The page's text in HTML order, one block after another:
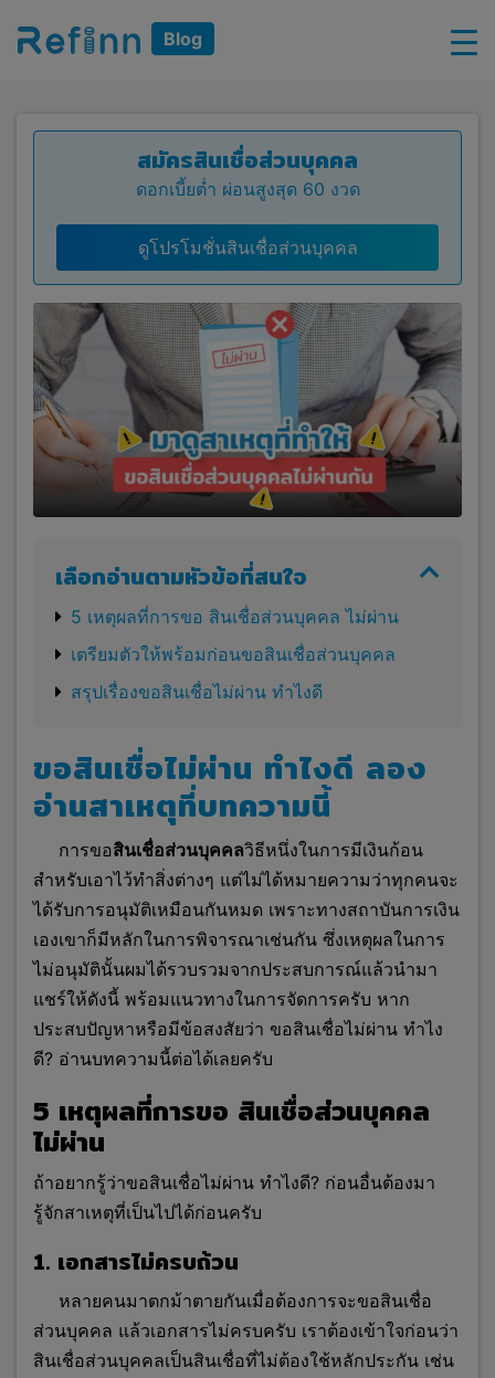
Blog
สมัครสินเชื่อส่วนบุคคล
ดอกเบี้ยต่ำ ผ่อนสูงสุด 60 งวด
ดูโปรโมชั่นสินเชื่อส่วนบุคคล
เลือกอ่านตามหัวข้อที่สนใจ
5 เหตุผลที่การขอ สินเชื่อส่วนบุคคล ไม่ผ่าน
เตรียมตัวให้พร้อมก่อนขอสินเชื่อส่วนบุคคล
สรุปเรื่องขอสินเชื่อไม่ผ่าน ทำไงดี
ขอสินเชื่อไม่ผ่าน ทําไงดี ลอง
อ่านสาเหตุที่บทความนี้
การขอสินเชื่อส่วนบุคคลวิธีหนึ่งในการมีเงินก้อน
สำหรับเอาไว้ทำสิ่งต่างๆ แต่ไม่ได้หมายความว่าทุกคนจะ
ได้รับการอนุมัติเหมือนกันหมด เพราะทางสถาบันการเงิน
เองเขาก็มีหลักในการพิจารณาเช่นกัน ซึ่งเหตุผลในการ
ไม่อนุมัตินั้นผมได้รวบรวมจากประสบการณ์แล้วนำมา
แชร์ให้ดังนี้ พร้อมแนวทางในการจัดการครับ หาก
ประสบปัญหาหรือมีข้อสงสัยว่า ขอสินเชื่อไม่ผ่าน ทําไง
ดี? อ่านบทความนี้ต่อได้เลยครับ
5 เหตุผลที่การขอ สินเชื่อส่วนบุคคล
ไม่ผ่าน
ถ้าอยากรู้ว่าขอสินเชื่อไม่ผ่าน ทำไงดี? ก่อนอื่นต้องมา
รู้จักสาเหตุที่เป็นไปได้ก่อนครับ
1. เอกสารไม่ครบถ้วน
หลายคนมาตกม้าตายกันเมื่อต้องการจะขอสินเชื่อ
ส่วนบุคคล แล้วเอกสารไม่ครบครับ เราต้องเข้าใจก่อนว่า
สินเชื่อส่วนบุคคลเป็นสินเชื่อที่ไม่ต้องใช้หลักประกัน เช่น